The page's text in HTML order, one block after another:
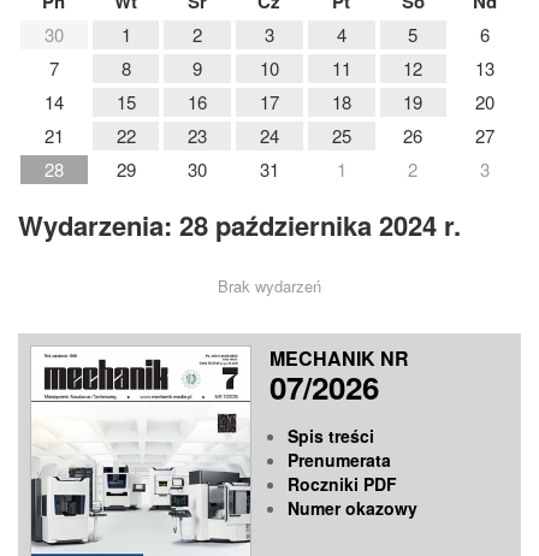
30 1 2 3 4 5
6
7
8 9 10 11 12
13
14
15 16 17 18 19
20
21
22 23 24 25 26
27
28
29 30 31 1 2 3
Wydarzenia: 28 października 2024 r.
Brak wydarzeń
MECHANIK NR
07/2026
Spis treści
Prenumerata
Roczniki PDF
Numer okazowy